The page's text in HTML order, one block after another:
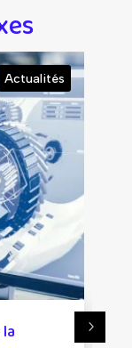
Les outils